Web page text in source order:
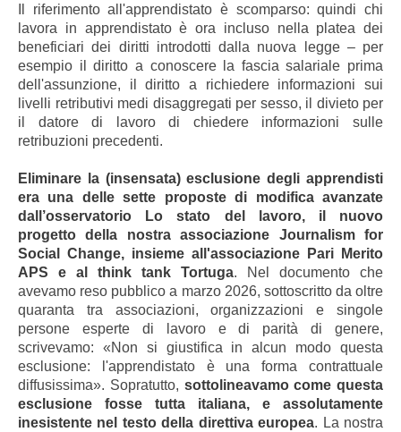
Il riferimento all'apprendistato è scomparso: quindi chi
lavora in apprendistato è ora incluso nella platea dei
beneficiari dei diritti introdotti dalla nuova legge – per
esempio il diritto a conoscere la fascia salariale prima
dell'assunzione, il diritto a richiedere informazioni sui
livelli retributivi medi disaggregati per sesso, il divieto per
il datore di lavoro di chiedere informazioni sulle
retribuzioni precedenti.
Eliminare la (insensata) esclusione degli apprendisti
era una delle sette proposte di modifica avanzate
dall’osservatorio Lo stato del lavoro, il nuovo
progetto della nostra associazione Journalism for
Social Change, insieme all'associazione Pari Merito
APS e al think tank Tortuga. Nel documento che
avevamo reso pubblico a marzo 2026, sottoscritto da oltre
quaranta tra associazioni, organizzazioni e singole
persone esperte di lavoro e di parità di genere,
scrivevamo: «Non si giustifica in alcun modo questa
esclusione: l'apprendistato è una forma contrattuale
diffusissima». Sopratutto, sottolineavamo come questa
esclusione fosse tutta italiana, e assolutamente
inesistente nel testo della direttiva europea. La nostra